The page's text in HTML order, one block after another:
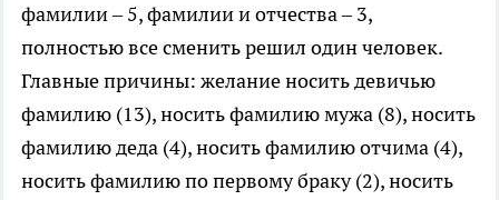
фамилии – 5, фамилии и отчества – 3,
полностью все сменить решил один человек.
Главные причины: желание носить девичью
фамилию (13), носить фамилию мужа (8), носить
фамилию деда (4), носить фамилию отчима (4),
носить фамилию по первому браку (2), носить